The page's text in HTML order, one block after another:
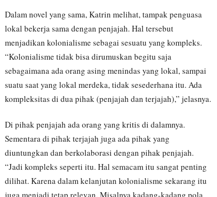
Dalam novel yang sama, Katrin melihat, tampak penguasa
lokal bekerja sama dengan penjajah. Hal tersebut
menjadikan kolonialisme sebagai sesuatu yang kompleks.
“Kolonialisme tidak bisa dirumuskan begitu saja
sebagaimana ada orang asing menindas yang lokal, sampai
suatu saat yang lokal merdeka, tidak sesederhana itu. Ada
kompleksitas di dua pihak (penjajah dan terjajah),” jelasnya.
Di pihak penjajah ada orang yang kritis di dalamnya.
Sementara di pihak terjajah juga ada pihak yang
diuntungkan dan berkolaborasi dengan pihak penjajah.
“Jadi kompleks seperti itu. Hal semacam itu sangat penting
dilihat. Karena dalam kelanjutan kolonialisme sekarang itu